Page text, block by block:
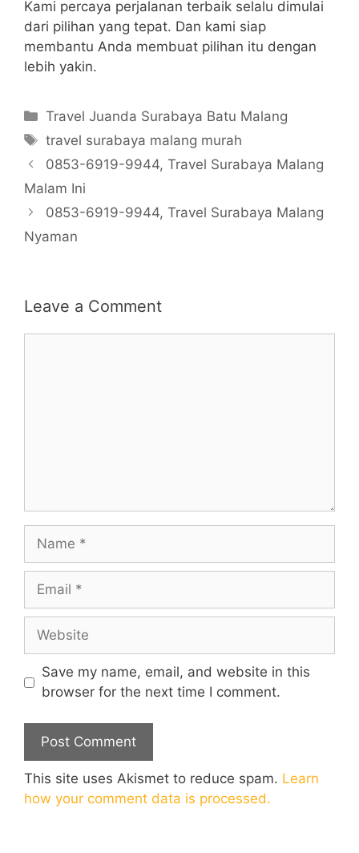
Kami percaya perjalanan terbaik selalu dimulai
dari pilihan yang tepat. Dan kami siap
membantu Anda membuat pilihan itu dengan
lebih yakin.
Categories
Travel Juanda Surabaya Batu Malang
Tags
travel surabaya malang murah
0853-6919-9944, Travel Surabaya Malang
Malam Ini
0853-6919-9944, Travel Surabaya Malang
Nyaman
Leave a Comment
Name
Email
Website
Save my name, email, and website in this
browser for the next time I comment.
This site uses Akismet to reduce spam. Learn
how your comment data is processed.